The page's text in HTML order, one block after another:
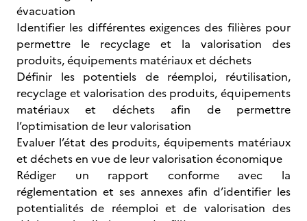
évacuation
Identifier les différentes exigences des filières pour
permettre le recyclage et la valorisation des
produits, équipements matériaux et déchets
Définir les potentiels de réemploi, réutilisation,
recyclage et valorisation des produits, équipements
matériaux et déchets afin de permettre
l’optimisation de leur valorisation
Evaluer l’état des produits, équipements matériaux
et déchets en vue de leur valorisation économique
Rédiger un rapport conforme avec la
réglementation et ses annexes afin d’identifier les
potentialités de réemploi et de valorisation des